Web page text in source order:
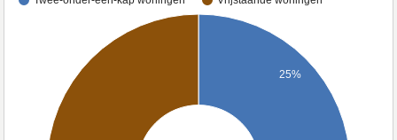
25%